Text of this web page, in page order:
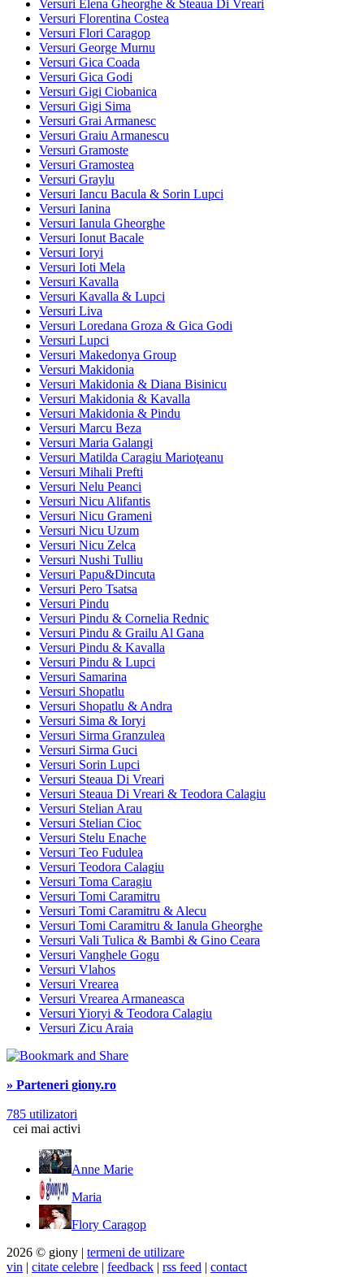
Versuri Elena Gheorghe & Steaua Di Vreari
Versuri Florentina Costea
Versuri Flori Caragop
Versuri George Murnu
Versuri Gica Coada
Versuri Gica Godi
Versuri Gigi Ciobanica
Versuri Gigi Sima
Versuri Grai Armanesc
Versuri Graiu Armanescu
Versuri Gramoste
Versuri Gramostea
Versuri Graylu
Versuri Iancu Bacula & Sorin Lupci
Versuri Ianina
Versuri Ianula Gheorghe
Versuri Ionut Bacale
Versuri Ioryi
Versuri Ioti Mela
Versuri Kavalla
Versuri Kavalla & Lupci
Versuri Liva
Versuri Loredana Groza & Gica Godi
Versuri Lupci
Versuri Makedonya Group
Versuri Makidonia
Versuri Makidonia & Diana Bisinicu
Versuri Makidonia & Kavalla
Versuri Makidonia & Pindu
Versuri Marcu Beza
Versuri Maria Galangi
Versuri Matilda Caragiu Marioţeanu
Versuri Mihali Prefti
Versuri Nelu Peanci
Versuri Nicu Alifantis
Versuri Nicu Grameni
Versuri Nicu Uzum
Versuri Nicu Zelca
Versuri Nushi Tulliu
Versuri Papu&Dincuta
Versuri Pero Tsatsa
Versuri Pindu
Versuri Pindu & Cornelia Rednic
Versuri Pindu & Grailu Al Gana
Versuri Pindu & Kavalla
Versuri Pindu & Lupci
Versuri Samarina
Versuri Shopatlu
Versuri Shopatlu & Andra
Versuri Sima & Ioryi
Versuri Sirma Granzulea
Versuri Sirma Guci
Versuri Sorin Lupci
Versuri Steaua Di Vreari
Versuri Steaua Di Vreari & Teodora Calagiu
Versuri Stelian Arau
Versuri Stelian Cioc
Versuri Stelu Enache
Versuri Teo Fudulea
Versuri Teodora Calagiu
Versuri Toma Caragiu
Versuri Tomi Caramitru
Versuri Tomi Caramitru & Alecu
Versuri Tomi Caramitru & Ianula Gheorghe
Versuri Vali Tulica & Bambi & Gino Ceara
Versuri Vanghele Gogu
Versuri Vlahos
Versuri Vrearea
Versuri Vrearea Armaneasca
Versuri Yioryi & Teodora Calagiu
Versuri Zicu Araia
» Parteneri giony.ro
785 utilizatori
cei mai activi
Anne Marie
Maria
Flory Caragop
2026 © giony | termeni de utilizare
vin | citate celebre | feedback | rss feed | contact